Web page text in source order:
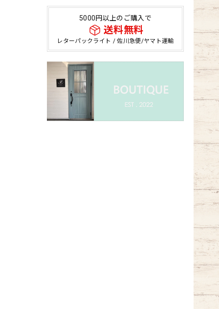
5000円以上のご購入で
送料無料
レターパックライト / 佐川急便/ヤマト運輸